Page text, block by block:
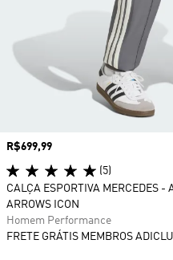
Preço
R$699,99
(5)
CALÇA ESPORTIVA MERCEDES -
ARROWS ICON
Homem Performance
FRETE GRÁTIS MEMBROS